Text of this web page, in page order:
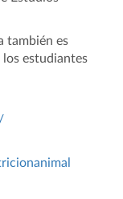
también es
los estudiantes